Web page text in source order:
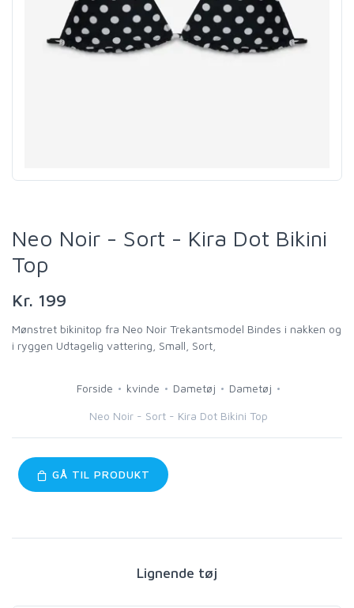
Neo Noir - Sort - Kira Dot Bikini
Top
Kr. 199
Mønstret bikinitop fra Neo Noir Trekantsmodel Bindes i nakken og
i ryggen Udtagelig vattering, Small, Sort,
Forside kvinde Dametøj Dametøj
Neo Noir - Sort - Kira Dot Bikini Top
GÅ TIL PRODUKT
Lignende tøj